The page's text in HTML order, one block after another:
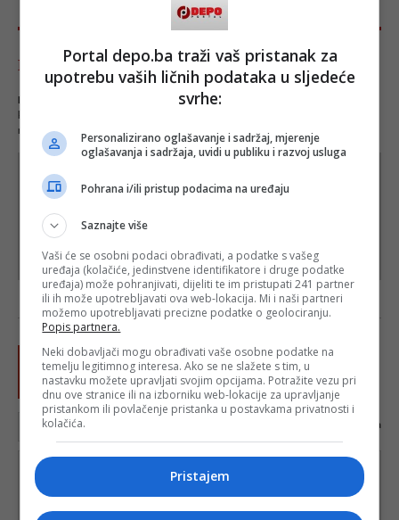
Komentari - Ukupno 107
- Portal Depo.ba zadržava pravo da obriše neprimjereni dio ili cijeli
redakcije web portala Depo.ba!
karaktera
Portal depo.ba traži vaš pristanak za
upotrebu vaših ličnih podataka u sljedeće
svrhe:
Personalizirano oglašavanje i sadržaj, mjerenje
oglašavanja i sadržaja, uvidi u publiku i razvoj usluga
Pohrana i/ili pristup podacima na uređaju
Saznajte više
Vaši će se osobni podaci obrađivati, a podatke s vašeg
uređaja (kolačiće, jedinstvene identifikatore i druge podatke
uređaja) može pohranjivati, dijeliti te im pristupati 241 partner
ili ih može upotrebljavati ova web-lokacija. Mi i naši partneri
možemo upotrebljavati precizne podatke o geolociranju.
Popis partnera.
Neki dobavljači mogu obrađivati vaše osobne podatke na
temelju legitimnog interesa. Ako se ne slažete s tim, u
nastavku možete upravljati svojim opcijama. Potražite vezu pri
dnu ove stranice ili na izborniku web-lokacije za upravljanje
pristankom ili povlačenje pristanka u postavkama privatnosti i
kolačića.
Pristajem